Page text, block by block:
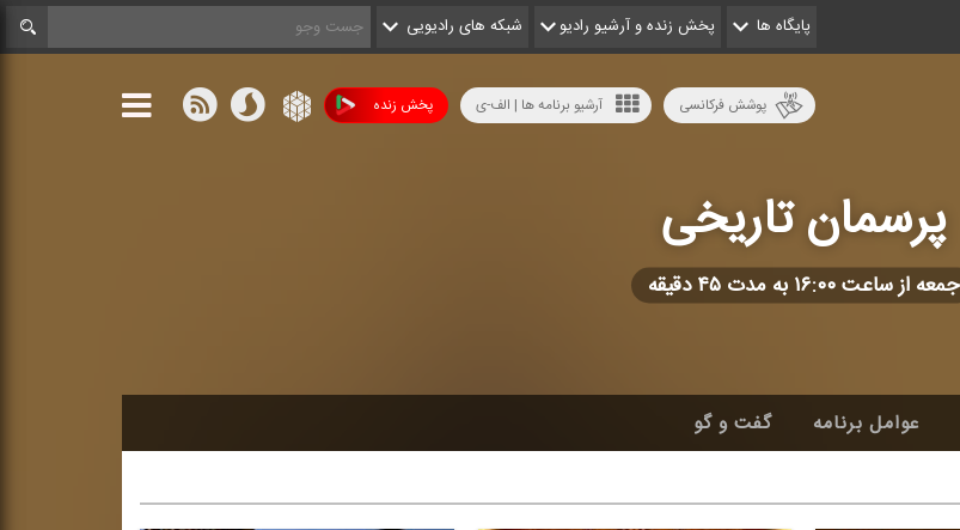
پایگاه ها پخش زنده و آرشیو رادیو شبکه های رادیویی
پخش زنده آرشیو برنامه ها | الف-ی پوشش فرکانسی
پرسمان تاریخی
جمعه از ساعت ۱۶:۰۰ به مدت ۴۵ دقیقه
عوامل برنامه گفت و گو